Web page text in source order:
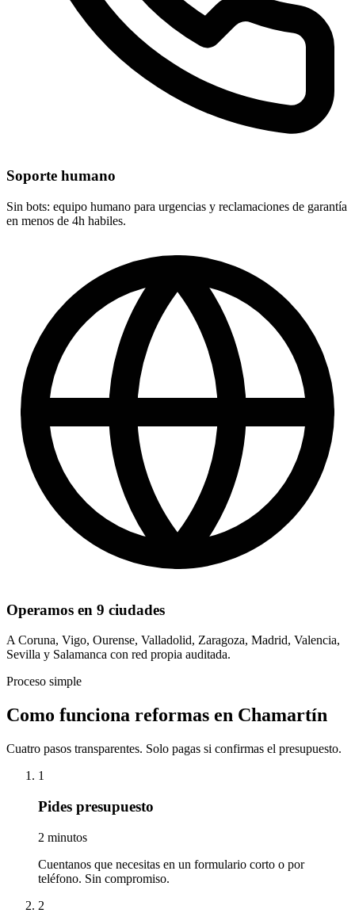
Soporte humano
Sin bots: equipo humano para urgencias y reclamaciones de garantía
en menos de 4h habiles.
Operamos en 9 ciudades
A Coruna, Vigo, Ourense, Valladolid, Zaragoza, Madrid, Valencia,
Sevilla y Salamanca con red propia auditada.
Proceso simple
Como funciona reformas en Chamartín
Cuatro pasos transparentes. Solo pagas si confirmas el presupuesto.
1
Pides presupuesto
2 minutos
Cuentanos que necesitas en un formulario corto o por
teléfono. Sin compromiso.
2